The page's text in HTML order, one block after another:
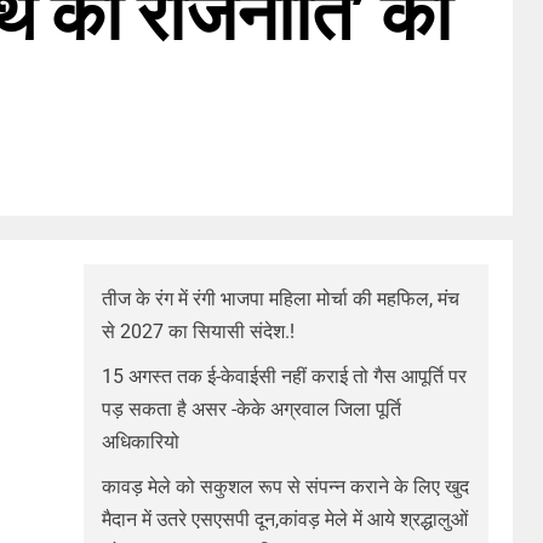
तीज के रंग में रंगी भाजपा महिला मोर्चा की महफिल, मंच
से 2027 का सियासी संदेश.!
15 अगस्त तक ई-केवाईसी नहीं कराई तो गैस आपूर्ति पर
पड़ सकता है असर -केके अग्रवाल जिला पूर्ति
अधिकारियो
कावड़ मेले को सकुशल रूप से संपन्न कराने के लिए खुद
मैदान में उतरे एसएसपी दून,कांवड़ मेले में आये श्रद्धालुओं